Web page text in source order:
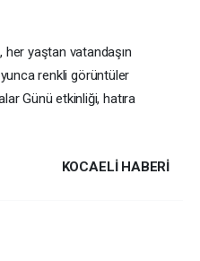
her yaştan vatandaşın
renkli görüntüler
Günü etkinliği, hatıra
KOCAELI HABERİ